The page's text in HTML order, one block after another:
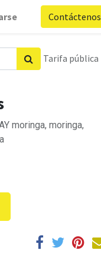
Contáctenos
Tarifa pública
moringa, moringa,